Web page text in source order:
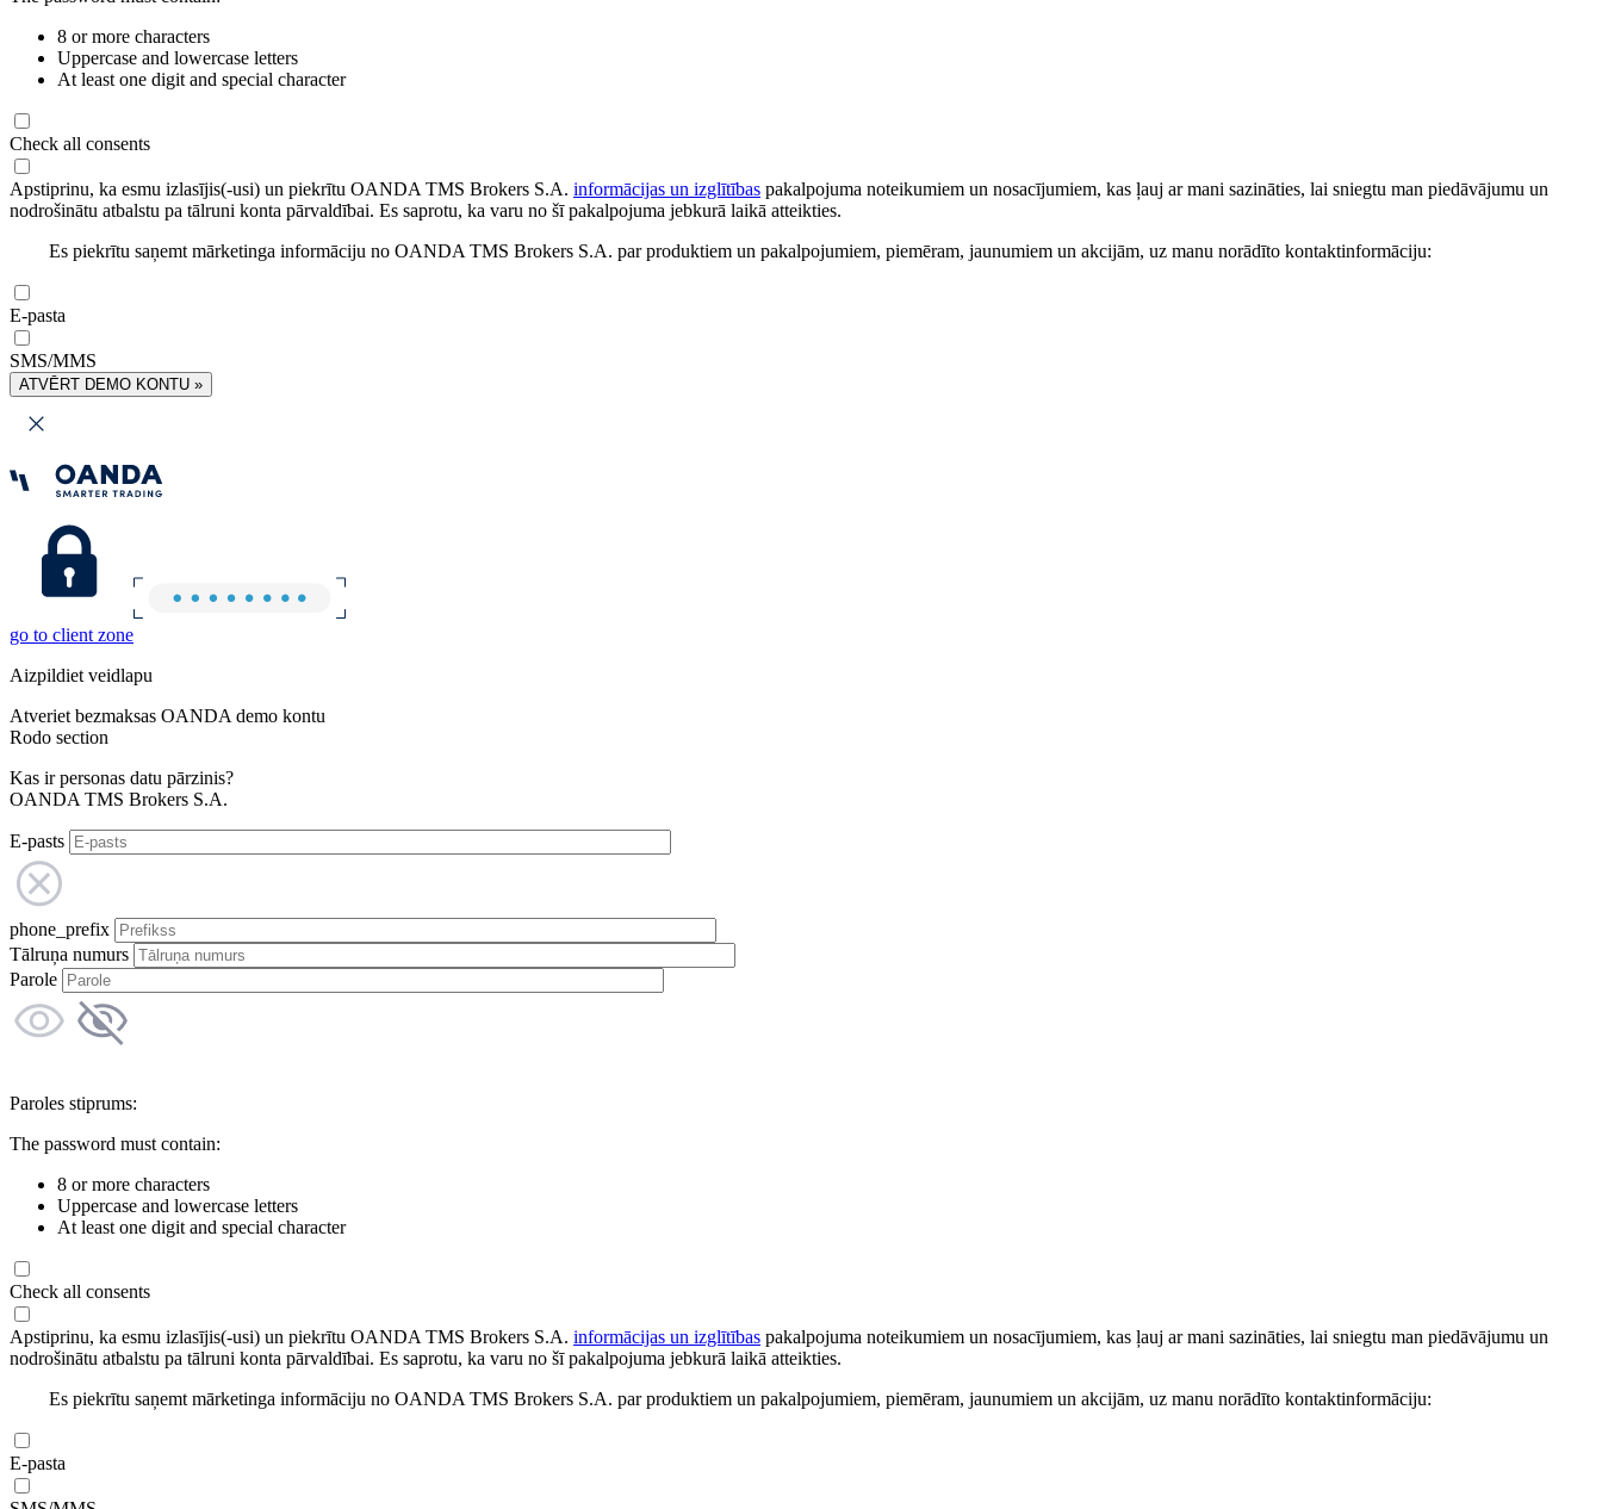
8 or more characters
Uppercase and lowercase letters
At least one digit and special character
Check all consents
Apstiprinu, ka esmu izlasījis(-usi) un piekrītu OANDA TMS Brokers S.A. informācijas un izglītības pakalpojuma noteikumiem un nosacījumiem, kas ļauj ar mani sazināties, lai sniegtu man piedāvājumu un
nodrošinātu atbalstu pa tālruni konta pārvaldībai. Es saprotu, ka varu no šī pakalpojuma jebkurā laikā atteikties.
Es piekrītu saņemt mārketinga informāciju no OANDA TMS Brokers S.A. par produktiem un pakalpojumiem, piemēram, jaunumiem un akcijām, uz manu norādīto kontaktinformāciju:
E-pasta
SMS/MMS
ATVĒRT DEMO KONTU »
go to client zone
Aizpildiet veidlapu
Atveriet bezmaksas OANDA demo kontu
Rodo section
Kas ir personas datu pārzinis?
OANDA TMS Brokers S.A.
E-pasts
phone_prefix
Tālruņa numurs
Parole
Paroles stiprums:
The password must contain:
8 or more characters
Uppercase and lowercase letters
At least one digit and special character
Check all consents
Apstiprinu, ka esmu izlasījis(-usi) un piekrītu OANDA TMS Brokers S.A. informācijas un izglītības pakalpojuma noteikumiem un nosacījumiem, kas ļauj ar mani sazināties, lai sniegtu man piedāvājumu un
nodrošinātu atbalstu pa tālruni konta pārvaldībai. Es saprotu, ka varu no šī pakalpojuma jebkurā laikā atteikties.
Es piekrītu saņemt mārketinga informāciju no OANDA TMS Brokers S.A. par produktiem un pakalpojumiem, piemēram, jaunumiem un akcijām, uz manu norādīto kontaktinformāciju:
E-pasta